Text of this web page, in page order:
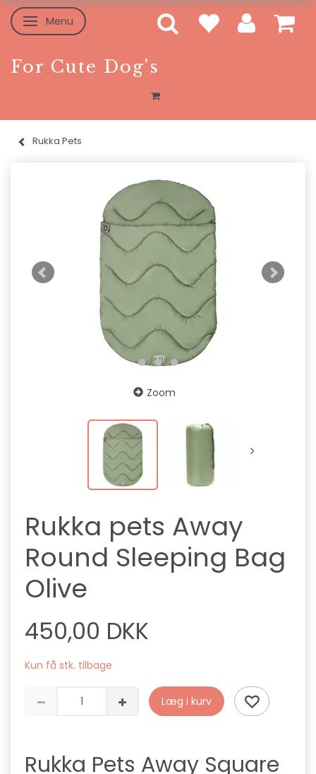
Skifte navigation
Menu
For Cute Dog's
Rukka Pets
Zoom
Rukka pets Away
Round Sleeping Bag
Olive
450,00 DKK
Kun få stk. tilbage
Læg i kurv
Rukka Pets Away Square